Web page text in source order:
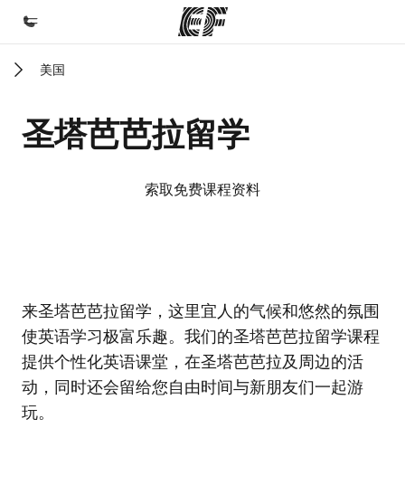
欢迎来到英孚教育
课程
企业文化
职业发展
加入我们
美国
圣塔芭芭拉留学
索取免费课程资料
来圣塔芭芭拉留学，这里宜人的气候和悠然的氛围
使英语学习极富乐趣。我们的圣塔芭芭拉留学课程
提供个性化英语课堂，在圣塔芭芭拉及周边的活
动，同时还会留给您自由时间与新朋友们一起游
玩。